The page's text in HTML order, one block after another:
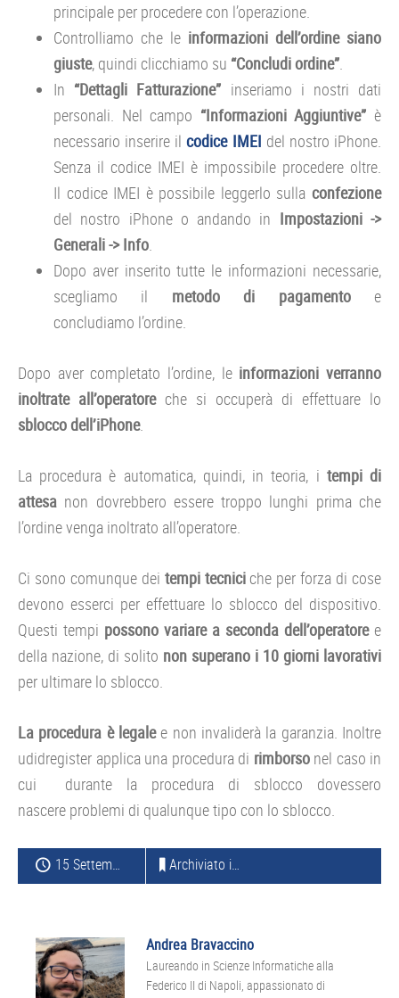
principale per procedere con l’operazione.
Controlliamo che le informazioni dell’ordine siano
giuste, quindi clicchiamo su “Concludi ordine”.
In “Dettagli Fatturazione” inseriamo i nostri dati
personali. Nel campo “Informazioni Aggiuntive” è
necessario inserire ilcodice IMEI del nostro iPhone.
Senza il codice IMEI è impossibile procedere oltre.
Il codice IMEI è possibile leggerlo sulla confezione
del nostro iPhone o andando in Impostazioni ->
Generali -> Info.
Dopo aver inserito tutte le informazioni necessarie,
scegliamo il metodo di pagamentoe
concludiamo l’ordine.
Dopo aver completato l’ordine, le informazioni verranno
inoltrate all’operatoreche si occuperà di effettuare lo
sblocco dell’iPhone.
La procedura è automatica, quindi, in teoria, i tempi di
attesa non dovrebbero essere troppo lunghi prima che
l’ordine venga inoltrato all’operatore.
Ci sono comunque dei tempi tecniciche per forza di cose
devono esserci per effettuare lo sblocco del dispositivo.
Questi tempi possono variare a seconda dell’operatore e
della nazione, di solito non superano i 10 giorni lavorativi
per ultimare lo sblocco.
La procedura è legalee non invaliderà la garanzia. Inoltre
udidregister applica una procedura di rimborso nel caso in
cui durante la procedura di sblocco dovessero
nascere problemi di qualunque tipo con lo sblocco.
15 Settembre 2015 Archiviato in:
Andrea Bravaccino
Laureando in Scienze Informatiche alla
Federico II di Napoli, appassionato di